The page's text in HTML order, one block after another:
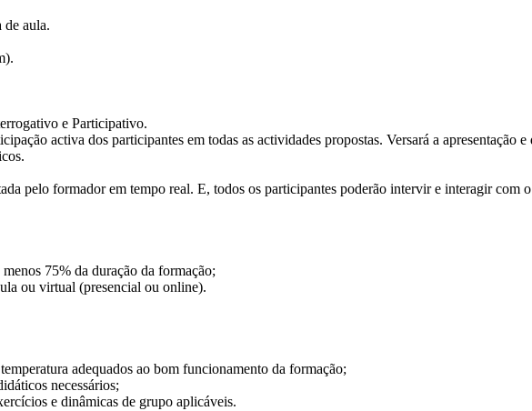
de aula.
e Participativo.
activa dos participantes em todas as actividades propostas. Versará a apresentação
pelo formador em tempo real. E, todos os participantes poderão intervir e interagir com
75% da duração da formação;
ou virtual (presencial ou online).
adequados ao bom funcionamento da formação;
necessários;
e dinâmicas de grupo aplicáveis.